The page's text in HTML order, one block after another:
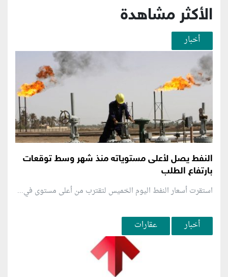
الأكثر مشاهدة
أخبار
النفط يصل لأعلى مستوياته منذ شهر وسط توقعات
بارتفاع الطلب
استقرت أسعار النفط اليوم الخميس لتقترب من أعلى مستوى في...
أخبار عقارات